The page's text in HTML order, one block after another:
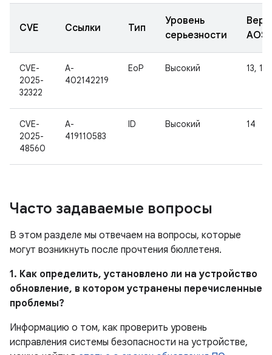
CVE Ссылки Тип
Уровень
серьезности
CVE-
2025-
32322
A-
402142219
EoP Высокий 13, 14
CVE-
2025-
48560
A-
419110583
ID Высокий 14
Часто задаваемые вопросы
В этом разделе мы отвечаем на вопросы, которые
могут возникнуть после прочтения бюллетеня.
1. Как определить, установлено ли на устройство
обновление, в котором устранены перечисленные
проблемы?
Информацию о том, как проверить уровень
исправления системы безопасности на устройстве,